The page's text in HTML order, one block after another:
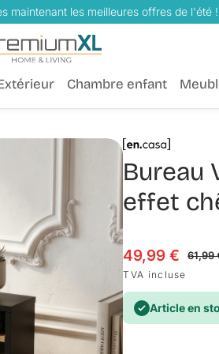
maintenant les meilleures offres de l'été !
Chambre enfant
Bureau
effet
Prix en solde
49,99 €
Prix habituel 61,99
TVA incluse
Article en